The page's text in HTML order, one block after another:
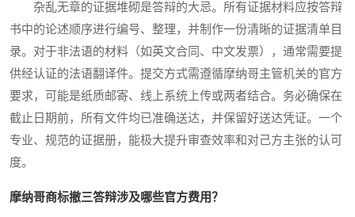
杂乱无章的证据堆砌是答辩的大忌。所有证据材料应按答辩
书中的论述顺序进行编号、整理，并制作一份清晰的证据清单目
录。对于非法语的材料（如英文合同、中文发票），通常需要提
供经认证的法语翻译件。提交方式需遵循摩纳哥主管机关的官方
要求，可能是纸质邮寄、线上系统上传或两者结合。务必确保在
截止日期前，所有文件均已准确送达，并保留好送达凭证。一个
专业、规范的证据册，能极大提升审查效率和对己方主张的认可
度。
摩纳哥商标撤三答辩涉及哪些官方费用？